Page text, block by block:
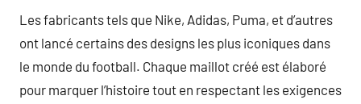
Les fabricants tels que Nike, Adidas, Puma, et d’autres
ont lancé certains des designs les plus iconiques dans
le monde du football. Chaque maillot créé est élaboré
pour marquer l’histoire tout en respectant les exigences